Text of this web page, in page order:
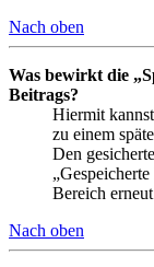
Nach oben
Was bewirkt die
Beitrags?
Hiermit
zu einem
Den
Bereich
Nach oben